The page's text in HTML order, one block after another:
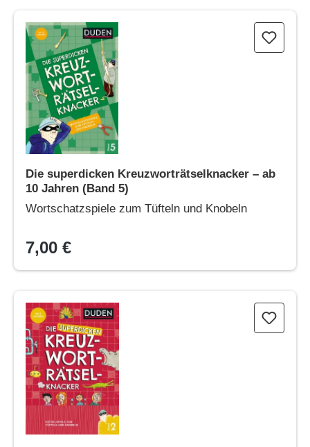
Die superdicken Kreuzworträtselknacker – ab 10 Jahren
Die superdicken Kreuzworträtselknacker – ab
10 Jahren (Band 5)
Wortschatzspiele zum Tüfteln und Knobeln
7,00 €
Die superdicken Kreuzworträtselknacker – ab 8 Jahren (Band